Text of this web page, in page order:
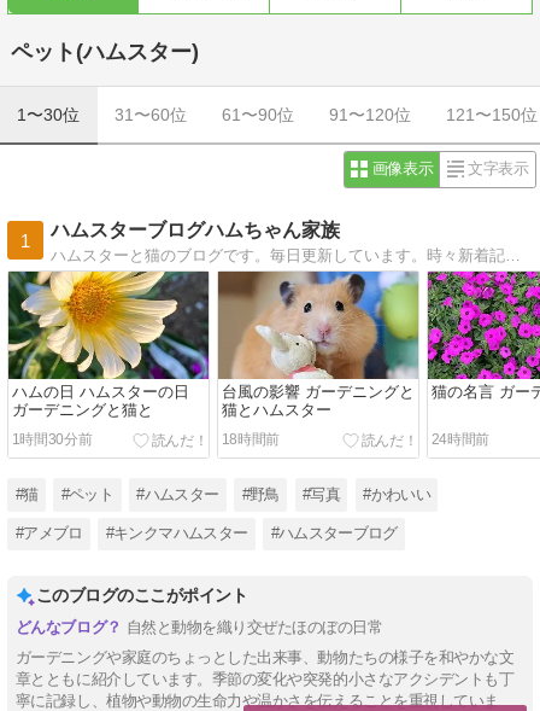
ペット(ハムスター)
1〜30位 31〜60位 61〜90位 91〜120位 121〜150位
画像表示 文字表示
1
ハムスターブログハムちゃん家族
ハムスターと猫のブログです。毎日更新しています。時々新着記事が表示されない時がありますが更新していますので、見に来てくださいね。
ハムの日 ハムスターの日
ガーデニングと猫と
1時間30分前
台風の影響 ガーデニングと
猫とハムスター
18時間前
猫の名言 ガー
24時間前
#猫 #ペット #ハムスター #野鳥 #写真 #かわいい
#アメブロ #キンクマハムスター #ハムスターブログ
このブログのここがポイント
自然と動物を織り交ぜたほのぼの日常
ガーデニングや家庭のちょっとした出来事、動物たちの様子を和やかな文
章とともに紹介しています。季節の変化や突発的小さなアクシデントも丁
寧に記録し、植物や動物の生命力や温かさを伝えることを重視していま